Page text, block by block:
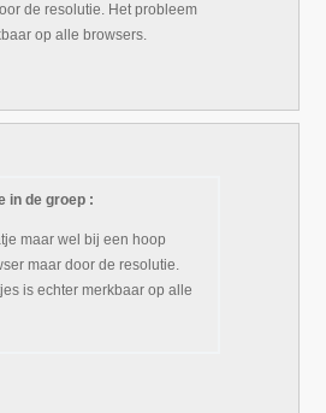
de resolutie. Het probleem
op alle browsers.
in de groep :
maar wel bij een hoop
maar door de resolutie.
is echter merkbaar op alle